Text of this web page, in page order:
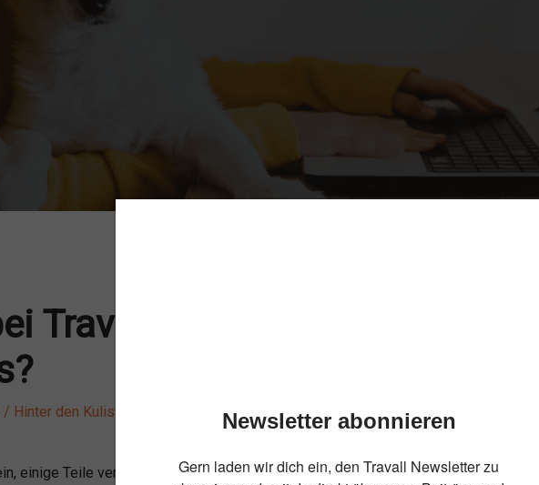
Travall nachbestellen:
/ Hinter den Kulissen
einige Teile verschwinden früher oder später. Beispielsweise baut